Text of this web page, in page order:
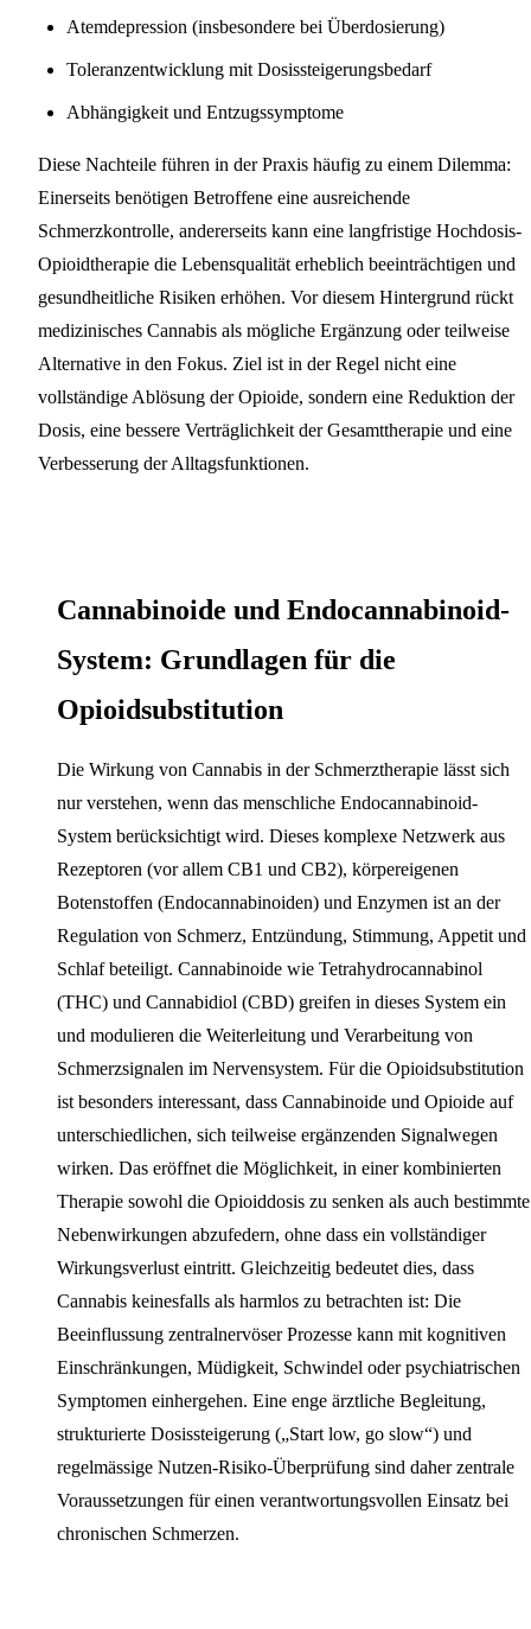
Atemdepression (insbesondere bei Überdosierung)
Toleranzentwicklung mit Dosissteigerungsbedarf
Abhängigkeit und Entzugssymptome
Diese Nachteile führen in der Praxis häufig zu einem Dilemma:
Einerseits benötigen Betroffene eine ausreichende
Schmerzkontrolle, andererseits kann eine langfristige Hochdosis-
Opioidtherapie die Lebensqualität erheblich beeinträchtigen und
gesundheitliche Risiken erhöhen. Vor diesem Hintergrund rückt
medizinisches Cannabis als mögliche Ergänzung oder teilweise
Alternative in den Fokus. Ziel ist in der Regel nicht eine
vollständige Ablösung der Opioide, sondern eine Reduktion der
Dosis, eine bessere Verträglichkeit der Gesamttherapie und eine
Verbesserung der Alltagsfunktionen.
Cannabinoide und Endocannabinoid-
System: Grundlagen für die
Opioidsubstitution
Die Wirkung von Cannabis in der Schmerztherapie lässt sich
nur verstehen, wenn das menschliche Endocannabinoid-
System berücksichtigt wird. Dieses komplexe Netzwerk aus
Rezeptoren (vor allem CB1 und CB2), körpereigenen
Botenstoffen (Endocannabinoiden) und Enzymen ist an der
Regulation von Schmerz, Entzündung, Stimmung, Appetit und
Schlaf beteiligt. Cannabinoide wie Tetrahydrocannabinol
(THC) und Cannabidiol (CBD) greifen in dieses System ein
und modulieren die Weiterleitung und Verarbeitung von
Schmerzsignalen im Nervensystem. Für die Opioidsubstitution
ist besonders interessant, dass Cannabinoide und Opioide auf
unterschiedlichen, sich teilweise ergänzenden Signalwegen
wirken. Das eröffnet die Möglichkeit, in einer kombinierten
Therapie sowohl die Opioiddosis zu senken als auch bestimmte
Nebenwirkungen abzufedern, ohne dass ein vollständiger
Wirkungsverlust eintritt. Gleichzeitig bedeutet dies, dass
Cannabis keinesfalls als harmlos zu betrachten ist: Die
Beeinflussung zentralnervöser Prozesse kann mit kognitiven
Einschränkungen, Müdigkeit, Schwindel oder psychiatrischen
Symptomen einhergehen. Eine enge ärztliche Begleitung,
strukturierte Dosissteigerung („Start low, go slow“) und
regelmässige Nutzen-Risiko-Überprüfung sind daher zentrale
Voraussetzungen für einen verantwortungsvollen Einsatz bei
chronischen Schmerzen.